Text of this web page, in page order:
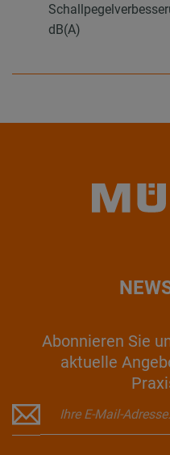
dB(A)
Abonnieren Sie
aktuelle